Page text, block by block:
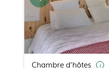
Chambre d'hôtes